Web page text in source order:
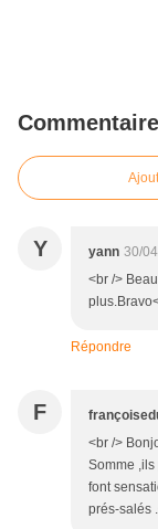
Y yann 30/
<br />
Répondre
F
<br />
Somme
font
prés-salés